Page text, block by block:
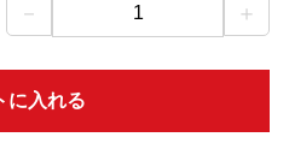
－ 1 ＋
に入れる